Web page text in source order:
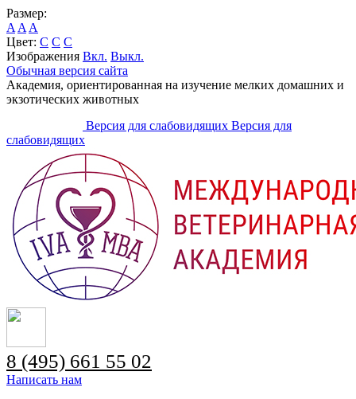
Размер:
A A A
Цвет: C C C
Изображения Вкл. Выкл.
Обычная версия сайта
Академия, ориентированная на изучение мелких домашних и
экзотических животных
Версия для слабовидящих Версия для
слабовидящих
8 (495) 661 55 02
Написать нам